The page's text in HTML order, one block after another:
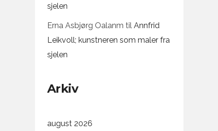
sjelen
Erna Asbjørg Oalanm til Annfrid
Leikvoll; kunstneren som maler fra
sjelen
Arkiv
august 2026